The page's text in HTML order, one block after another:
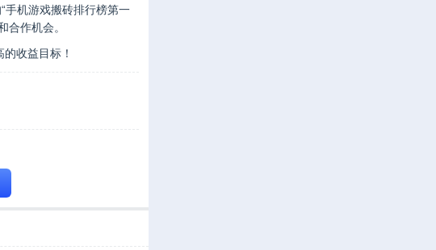
手机游戏搬砖排行榜第一
合作机会。
收益目标！